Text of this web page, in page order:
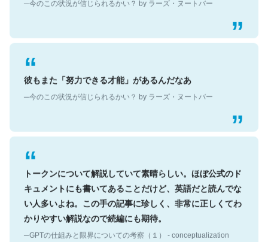
彼もまた「努力できる才能」があるんだなあ
トークンについて解説していて素晴らしい。ほぼ公式のド
キュメントにも書いてあることだけど、英語だと読んでな
い人多いよね。この手の記事に珍しく、非常に正しくてわ
かりやすい解説なので続編にも期待。